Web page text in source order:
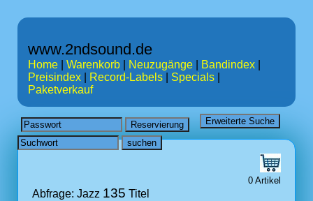
www.2ndsound.de
Home Warenkorb Neuzugänge Bandindex
Preisindex
Record-Labels Specials
Paketverkauf
0 Artikel
Abfrage: Jazz 135 Titel